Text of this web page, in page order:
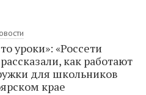
уроки»: «Россети
как работают
для школьников
крае